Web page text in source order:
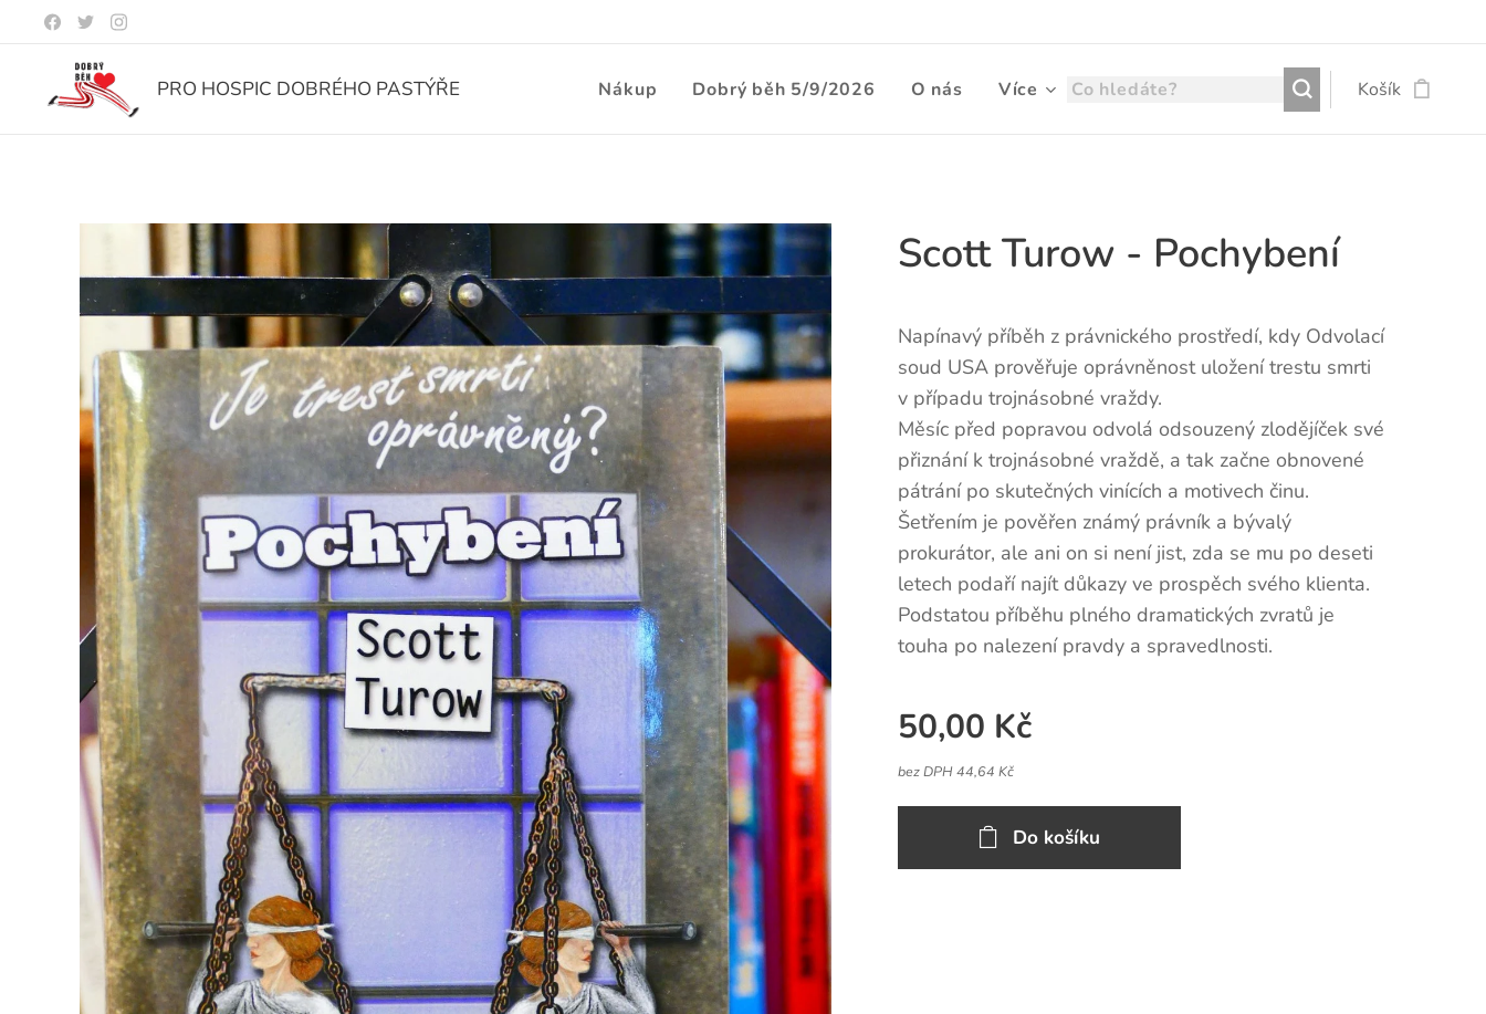
PRO HOSPIC DOBRÉHO PASTÝŘE Nákup Dobrý běh 5/9/2026 O nás Více Košík
Scott Turow - Pochybení
Napínavý příběh z právnického prostředí, kdy Odvolací
soud USA prověřuje oprávněnost uložení trestu smrti
v případu trojnásobné vraždy.
Měsíc před popravou odvolá odsouzený zlodějíček své
přiznání k trojnásobné vraždě, a tak začne obnovené
pátrání po skutečných vinících a motivech činu.
Šetřením je pověřen známý právník a bývalý
prokurátor, ale ani on si není jist, zda se mu po deseti
letech podaří najít důkazy ve prospěch svého klienta.
Podstatou příběhu plného dramatických zvratů je
touha po nalezení pravdy a spravedlnosti.
50,00 Kč
bez DPH 44,64 Kč
Do košíku